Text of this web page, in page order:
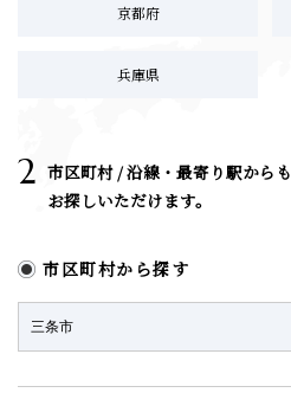
京都府
兵庫県
2 市区町村 / 沿線・最寄り駅からも
お探しいただけます。
市区町村から探す